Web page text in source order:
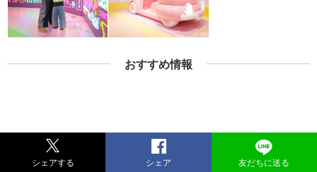
おすすめ情報
シェアする シェア 友だちに送る